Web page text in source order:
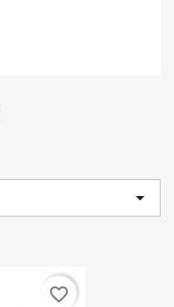

favorite_border